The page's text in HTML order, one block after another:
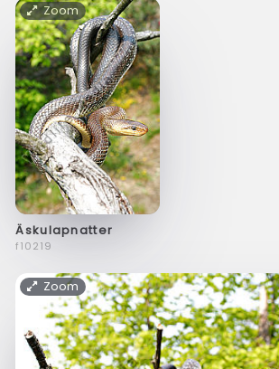
Zoom
Äskulapnatter
f10219
Zoom